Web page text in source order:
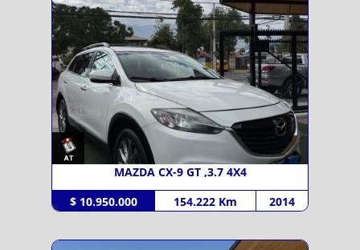
MAZDA CX-9 GT ,3.7 4X4
$ 10.950.000
154.222 Km 2014